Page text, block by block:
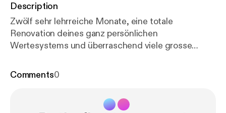
Description
Zwölf sehr lehrreiche Monate, eine totale
Renovation deines ganz persönlichen
Wertesystems und überraschend viele grosse
plötzlich Dinge wichtig, die vorher keine Priorität
ambitioniertesten Ziele. Eher Schwierig: April Super:
Comments0